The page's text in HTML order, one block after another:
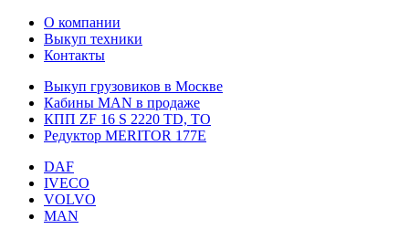
О компании
Выкуп техники
Контакты
Выкуп грузовиков в Москве
Кабины MAN в продаже
КПП ZF 16 S 2220 TD, TO
Редуктор MERITOR 177Е
DAF
IVECO
VOLVO
MAN